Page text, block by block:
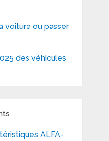
voiture ou passer
des véhicules
ALFA-